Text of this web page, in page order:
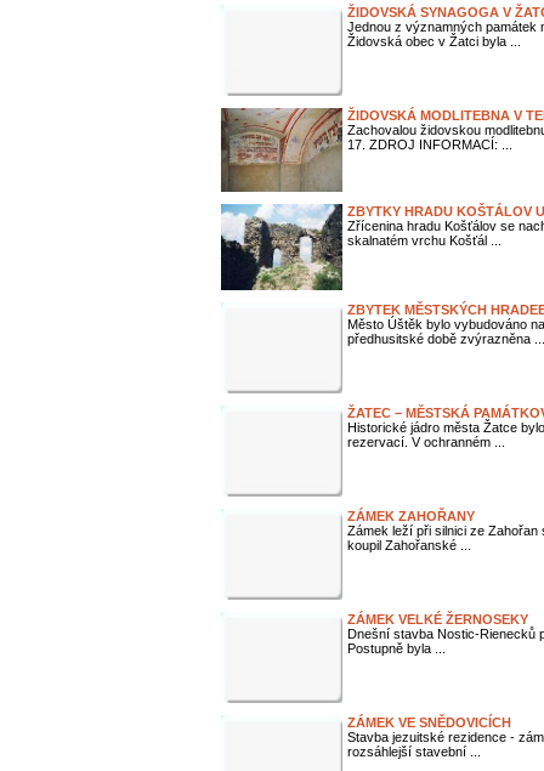
ŽIDOVSKÁ SYNAGOGA V
Jednou z významných památek
Židovská obec v Žatci byla ...
ŽIDOVSKÁ MODLITEBNA V
Zachovalou židovskou
17. ZDROJ INFORMACÍ: ...
ZBYTKY HRADU KOŠTÁLOV
Zřícenina hradu Košťálov se
skalnatém vrchu Košťál ...
ZBYTEK MĚSTSKÝCH
Město Úštěk bylo vybudováno
předhusitské době zvýrazněna ...
ŽATEC – MĚSTSKÁ
Historické jádro města Žatce
rezervací. V ochranném ...
ZÁMEK ZAHOŘANY
Zámek leží při silnici ze Zahořan
koupil Zahořanské ...
ZÁMEK VELKÉ ŽERNOSEKY
Dnešní stavba Nostic-Rienecků
Postupně byla ...
ZÁMEK VE SNĚDOVICÍCH
Stavba jezuitské rezidence -
rozsáhlejší stavební ...